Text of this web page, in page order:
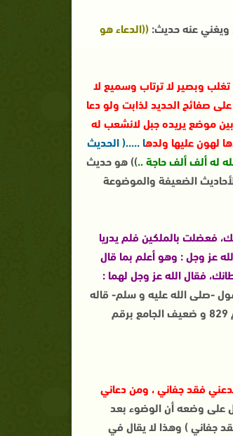
((الدعاء هو
وبصير لا ترتاب وسميع لا
صفائح الحديد لذابت ولو دعا
موضع يريده جبل لانشعب له
لهون عليها ولدها .....( الحديث
له ألف ألف حاجة ..)) هو حديث
الضعيفة والموضوعة
فعضلت بالملكين فلم يدريا
عز وجل : وهو أعلم بما قال
فقال الله عز وجل لهما :
-صلى الله عليه و سلم- قاله
و لا نشره . و ذكره الشيخ العلامه الألبانى فى ضعيف الترغيب برقم961 و ضعيف ابن ماجه برقم 829 و ضعيف الجامع برقم
فقد جفاني ، ومن دعاني
: ومما يدل على وضعه أن الوضوء بعد
جفاني ) وهذا لا يقال في